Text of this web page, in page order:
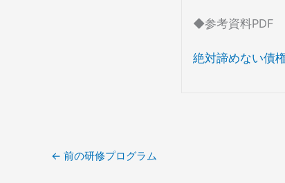
◆参考資料PDF
絶対諦めない債
← 前の研修プログラム